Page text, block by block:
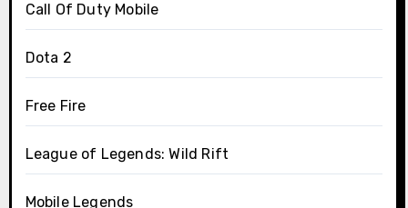
Call Of Duty Mobile
Dota 2
Free Fire
League of Legends: Wild Rift
Mobile Legends